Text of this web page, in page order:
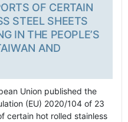
OF CERTAIN
STEEL SHEETS
IN THE PEOPLE’S
AND
Union published the
(EU) 2020/104 of 23
certain hot rolled stainless